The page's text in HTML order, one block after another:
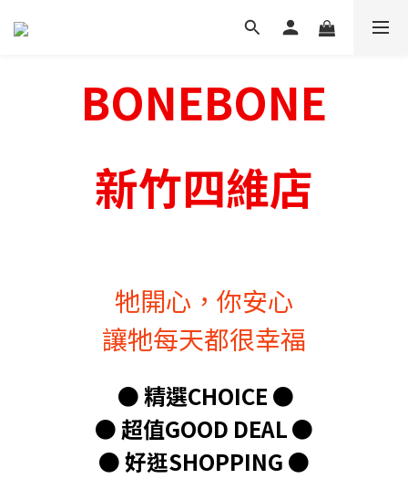
BONEBONE
新竹四維店
牠開心，你安心
讓牠每天都很幸福
● 精選CHOICE ●
● 超值GOOD DEAL●
●好逛SHOPPING ●